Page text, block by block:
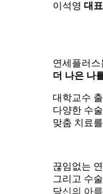
이석영 대
연세플러
더 나은 나
대학교수
다양한 수
맞춤 치료
끊임없는
그리고 수
당신의 아